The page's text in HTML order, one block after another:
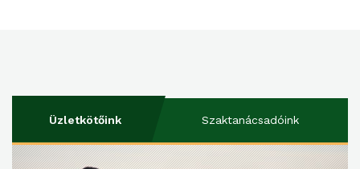
Üzletkötőink Szaktanácsadóink